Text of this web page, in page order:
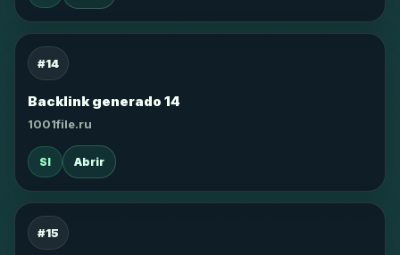
#14
Backlink generado 14
1001file.ru
SI Abrir
#15